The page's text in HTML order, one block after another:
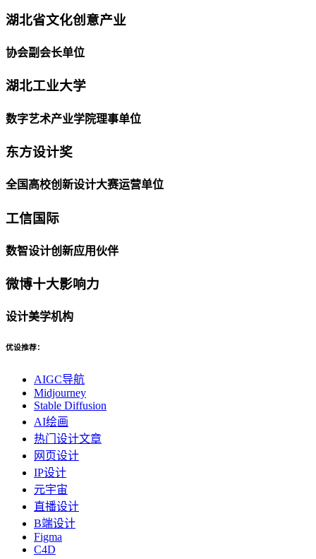
湖北省文化创意产业
协会副会长单位
湖北工业大学
数字艺术产业学院理事单位
东方设计奖
全国高校创新设计大赛运营单位
工信国际
数智设计创新应用伙伴
微博十大影响力
设计美学机构
优设推荐：
AIGC导航
Midjourney
Stable Diffusion
AI绘画
热门设计文章
网页设计
IP设计
元宇宙
直播设计
B端设计
Figma
C4D